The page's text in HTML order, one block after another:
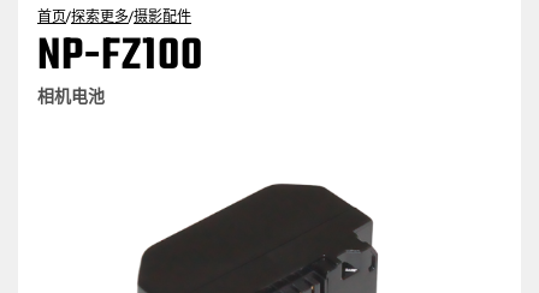
首页/探索更多/摄影配件
NP-FZ100
相机电池